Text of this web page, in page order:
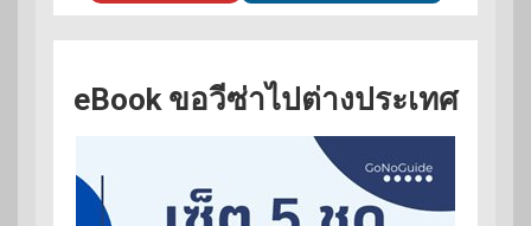
eBook ขอวีซ่าไปต่างประเทศ